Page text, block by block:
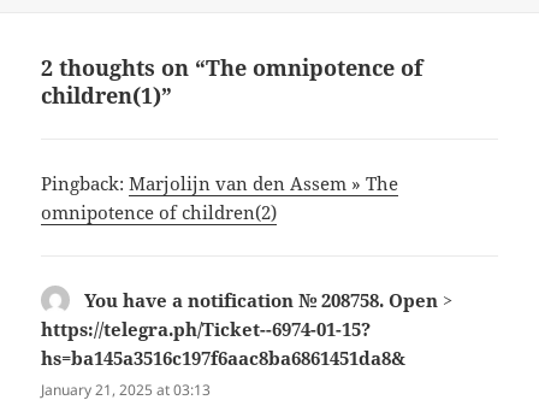
2 thoughts on “The omnipotence of
children(1)”
Pingback:Marjolijn van den Assem » The
omnipotence of children(2)
You have a notification № 208758. Open >
https://telegra.ph/Ticket--6974-01-15?
hs=ba145a3516c197f6aac8ba6861451da8&
January 21, 2025 at 03:13